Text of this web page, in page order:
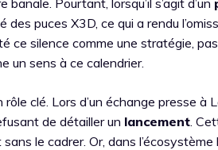
puces X3D, ce qui a rendu
ce silence comme une stratégie,
un sens à ce calendrier.
clé. Lors d’un échange presse à
de détailler un lancement .
le cadrer. Or, dans